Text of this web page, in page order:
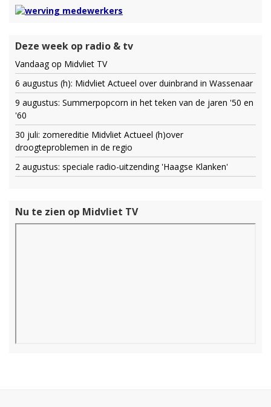
Deze week op radio & tv
Vandaag op Midvliet TV
6 augustus (h): Midvliet Actueel over duinbrand in Wassenaar
9 augustus: Summerpopcorn in het teken van de jaren '50 en
'60
30 juli: zomereditie Midvliet Actueel (h)over
droogteproblemen in de regio
2 augustus: speciale radio-uitzending 'Haagse Klanken'
Nu te zien op Midvliet TV